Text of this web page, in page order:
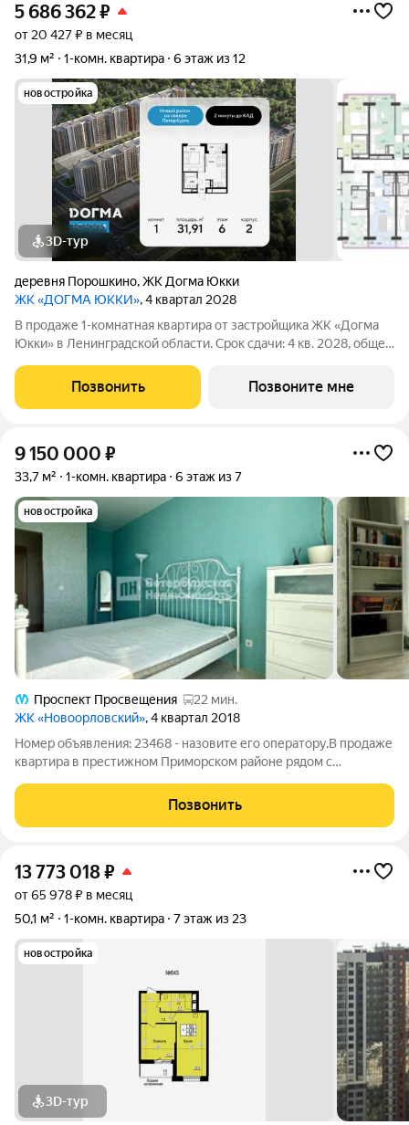
5 686 362₽
от 20 427 ₽ в месяц
31,9 м²
1-комн. квартира 6 этаж из 12
новостройка
3D-тур
деревня Порошкино,ЖК Догма Юкки
ЖК «ДОГМА ЮККИ», 4 квартал 2028
В продаже 1-комнатная квартира от застройщика ЖК «Догма
Юкки» в Ленинградской области. Срок сдачи: 4 кв. 2028, общей
доступной социальной инфраструктурой. Жилой комплекс
расположен в
Позвонить Позвоните мне
9 150 000 ₽
33,7 м² 1-комн. квартира 6 этаж из 7
новостройка
Проспект Просвещения
22 мин.
ЖК «Новоорловский», 4 квартал 2018
Номер объявления: 23468 - назовите его оператору.В продаже
квартира в престижном Приморском районе рядом с
Планировка состоит из: кухни, изолированной комнаты,
просторного балкона, совмещенного
Позвонить
13 773 018₽
от 65 978 ₽ в месяц
50,1 м²
1-комн. квартира 7 этаж из 23
новостройка
3D-тур